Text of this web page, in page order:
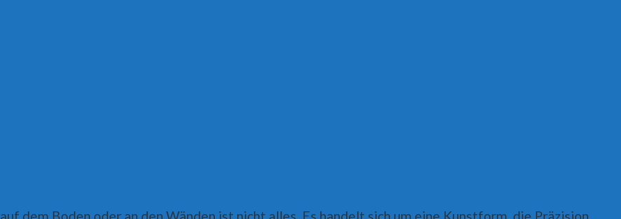
auf dem Boden oder an den Wänden ist nicht alles. Es handelt sich um eine Kunstform, die Präzision,